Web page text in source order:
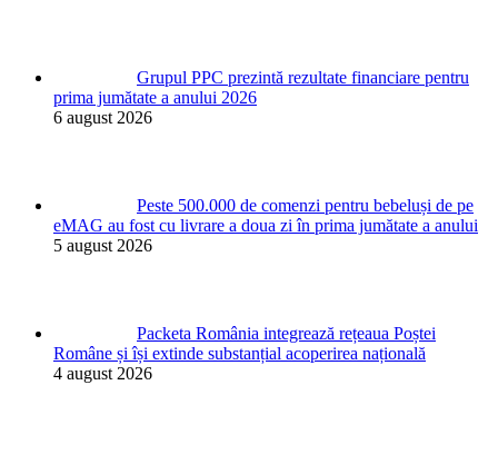
Grupul PPC prezintă rezultate financiare pentru
prima jumătate a anului 2026
6 august 2026
Peste 500.000 de comenzi pentru bebeluși de pe
eMAG au fost cu livrare a doua zi în prima jumătate a anului
5 august 2026
Packeta România integrează rețeaua Poștei
Române și își extinde substanțial acoperirea națională
4 august 2026